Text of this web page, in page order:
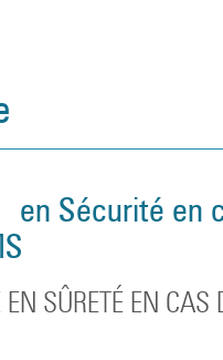
en Sécurité en
SÛRETÉ EN CAS